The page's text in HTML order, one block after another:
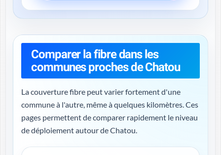
Comparer la fibre dans les
communes proches de Chatou
La couverture fibre peut varier fortement d'une
commune à l'autre, même à quelques kilomètres. Ces
pages permettent de comparer rapidement le niveau
de déploiement autour de Chatou.